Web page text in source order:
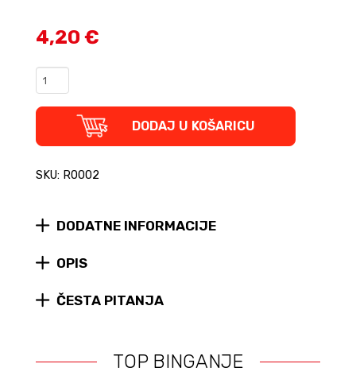
4,20 €
-
Overkill
DODAJ U KOŠARICU
SKU: R0002
DODATNE INFORMACIJE
OPIS
ČESTA PITANJA
TOP BINGANJE